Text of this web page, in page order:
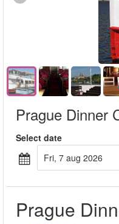
Prague Dinner
Select date
fri, 7 aug 2026
Prague